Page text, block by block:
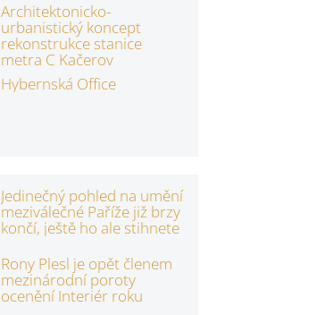
Architektonicko-
urbanistický koncept
rekonstrukce stanice
metra C Kačerov
Hybernská Office
Jedinečný pohled na umění
meziválečné Paříže již brzy
končí, ještě ho ale stihnete
Rony Plesl je opět členem
mezinárodní poroty
ocenění Interiér roku